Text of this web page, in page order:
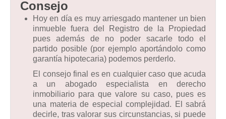
Consejo
Hoy en día es muy arriesgado mantener un bien
inmueble fuera del Registro de la Propiedad
pues además de no poder sacarle todo el
partido posible (por ejemplo aportándolo como
garantía hipotecaria) podemos perderlo.
El consejo final es en cualquier caso que acuda
a un abogado especialista en derecho
inmobiliario para que valore su caso, pues es
una materia de especial complejidad. El sabrá
decirle, tras valorar sus circunstancias, si puede